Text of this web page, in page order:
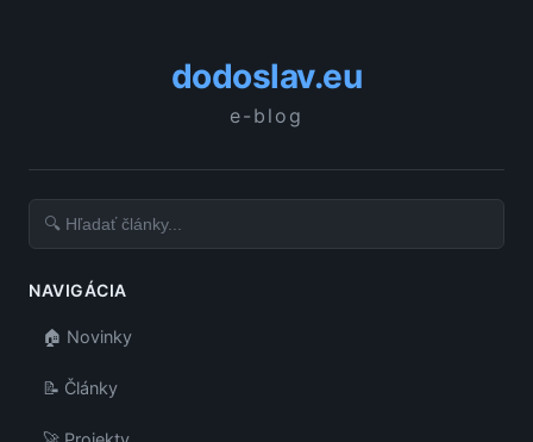
dodoslav.eu
e-blog
NAVIGÁCIA
🏠 Novinky
📝 Články